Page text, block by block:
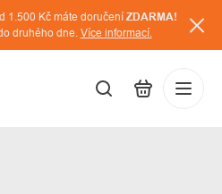
1.500 Kč máte doručení ZDARMA!
druhého dne. Více informací.